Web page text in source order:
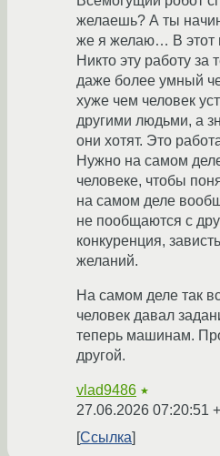
желаешь? А ты
же я желаю… В этот
Никто эту работу за
даже более умный
хуже чем человек
другими людьми, а
они хотят. Это
Нужно на самом
человеке, чтобы
на самом деле
не пообщаются с
конкуренция,
желаний.
На самом деле так
человек давал
теперь машинам.
другой.
vlad9486 ★
27.06.2026 07:20:51
Ссылка